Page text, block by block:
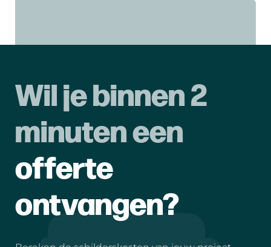
Wil je binnen 2
minuten een
offerte
ontvangen?